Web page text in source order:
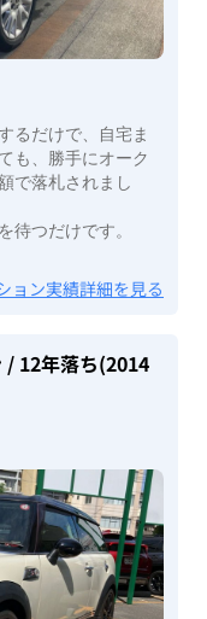
るだけで、自宅ま
も、勝手にオーク
で落札されまし
待つだけです。
ョン実績詳細を見る
/ 12年落ち(2014